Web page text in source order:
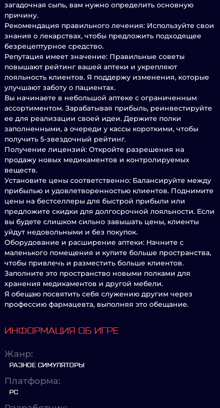
загадочная сыпь, вам нужно определить основную
причину.
Рекомендация правильного лечения: Используйте свои
знания о лекарствах, чтобы предложить подходящее
безрецептурное средство.
Репутация имеет значение: Правильные советы
повышают рейтинг вашей аптеки и укрепляют
лояльность клиентов. Я поддержу изменения, которые
улучшают заботу о пациентах.
Вы начинаете в небольшой аптеке с ограниченным
ассортиментом. Зарабатывая прибыль, реинвестируйте
ее для реализации своей идеи. Держите полки
заполненными, а очереди у кассы короткими, чтобы
получить 5-звездочный рейтинг.
Получение лицензий: Откройте разрешения на
продажу новых медикаментов и контролируемых
веществ.
Установите цены соответственно: Балансируйте между
прибылью и удовлетворенностью клиентов. Поднимите
цены на бестселлеры для быстрой прибыли или
предложите скидки для долгосрочной лояльности. Если
вы будете слишком сильно завышать цены, клиенты
уйдут недовольными и без покупок.
Оборудование и расширение аптеки: Начните с
маленького помещения и купите больше пространства,
чтобы привлечь и разместить больше клиентов.
Заполните это пространство новыми полками для
хранения медикаментов и другой мебели.
Я обещаю посвятить себя служению другим через
профессию фармацевта, выполняя это обещание.
ИНФОРМАЦИЯ ОБ ИГРЕ
Жанр:
РАЗНОЕ СИМУЛЯТОРЫ
Платформа:
PC